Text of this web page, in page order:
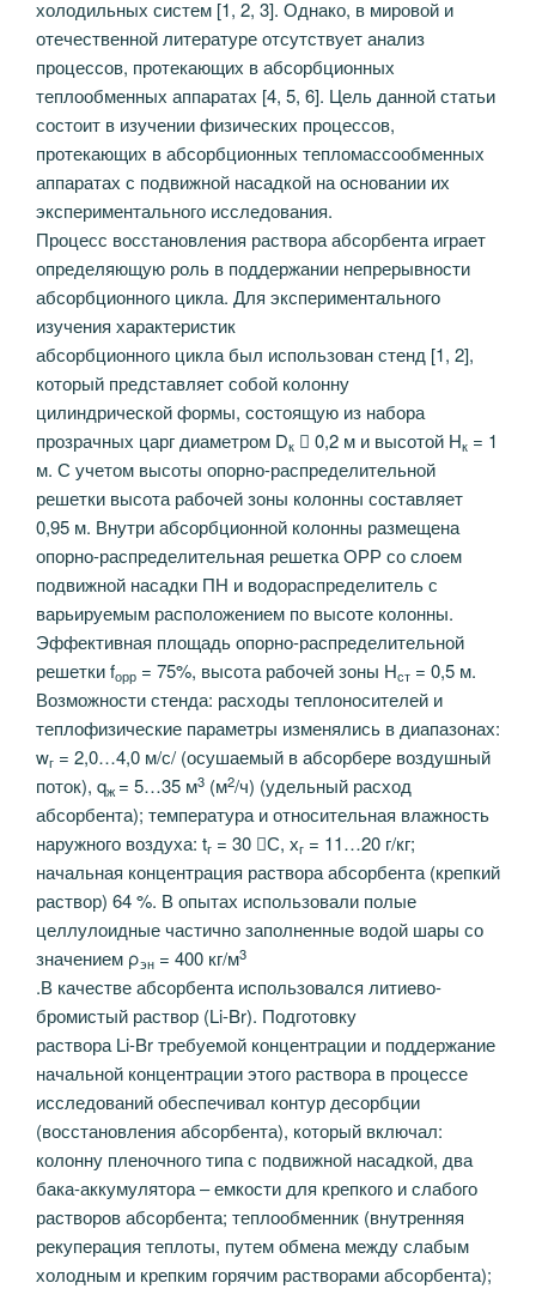
холодильных систем [1, 2, 3]. Однако, в мировой и
отечественной литературе отсутствует анализ
процессов, протекающих в абсорбционных
теплообменных аппаратах [4, 5, 6]. Цель данной статьи
состоит в изучении физических процессов,
протекающих в абсорбционных тепломассообменных
аппаратах с подвижной насадкой на основании их
экспериментального исследования.
Процесс восстановления раствора абсорбента играет
определяющую роль в поддержании непрерывности
абсорбционного цикла. Для экспериментального
изучения характеристик
абсорбционного цикла был использован стенд [1, 2],
который представляет собой колонну
цилиндрической формы, состоящую из набора
прозрачных царг диаметром Dк  0,2 м и высотой Нк = 1
м. С учетом высоты опорно-распределительной
решетки высота рабочей зоны колонны составляет
0,95 м. Внутри абсорбционной колонны размещена
опорно-распределительная решетка ОРР со слоем
подвижной насадки ПН и водораспределитель с
варьируемым расположением по высоте колонны.
Эффективная площадь опорно-распределительной
решетки fорр = 75%, высота рабочей зоны Нст = 0,5 м.
Возможности стенда: расходы теплоносителей и
теплофизические параметры изменялись в диапазонах:
wг = 2,0…4,0 м/с/ (осушаемый в абсорбере воздушный
поток), qж = 5…35 м3 (м2/ч) (удельный расход
абсорбента); температура и относительная влажность
наружного воздуха: tг = 30 С, хг = 11…20 г/кг;
начальная концентрация раствора абсорбента (крепкий
раствор) 64 %. В опытах использовали полые
целлулоидные частично заполненные водой шары со
значением ρэн = 400 кг/м3
.В качестве абсорбента использовался литиево-
бромистый раствор (Li-Br). Подготовку
раствора Li-Br требуемой концентрации и поддержание
начальной концентрации этого раствора в процессе
исследований обеспечивал контур десорбции
(восстановления абсорбента), который включал:
колонну пленочного типа с подвижной насадкой, два
бака-аккумулятора – емкости для крепкого и слабого
растворов абсорбента; теплообменник (внутренняя
рекуперация теплоты, путем обмена между слабым
холодным и крепким горячим растворами абсорбента);